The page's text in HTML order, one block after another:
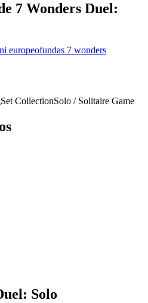
7 Wonders Duel:
europeofundas 7 wonders
Set CollectionSolo / Solitaire Game
Solo